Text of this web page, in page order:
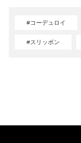
#コーデュロイ
#スリッポン